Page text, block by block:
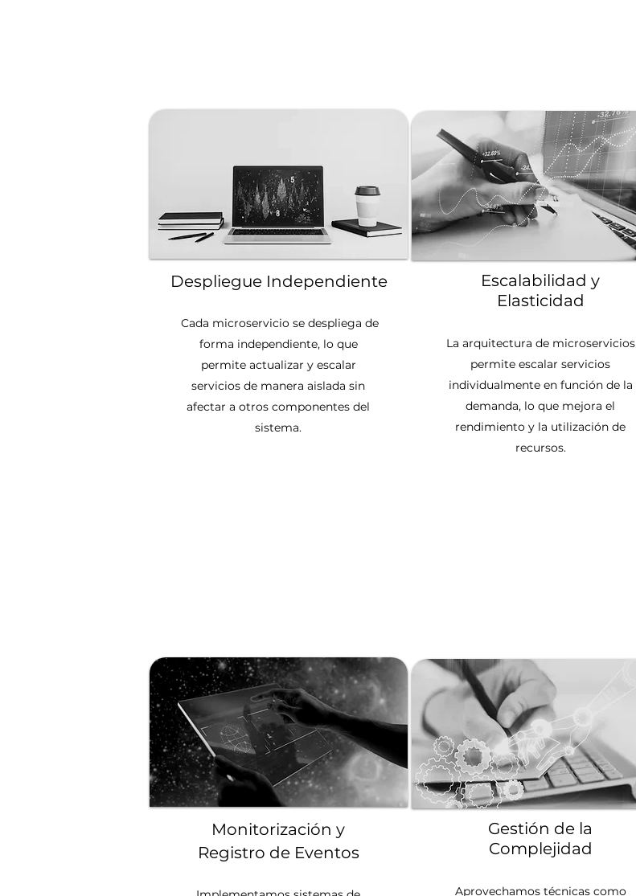
Despliegue Independiente
Cada microservicio se despliega de
forma independiente, lo que
permite actualizar y escalar
servicios de manera aislada sin
afectar a otros componentes del
sistema.
Escalabilidad y
Elasticidad
La arquitectura de microservicios
permite escalar servicios
individualmente en función de la
demanda, lo que mejora el
rendimiento y la utilización de
recursos.
Monitorización y
Registro de Eventos
Gestión de la
Complejidad
Aprovechamos técnicas como